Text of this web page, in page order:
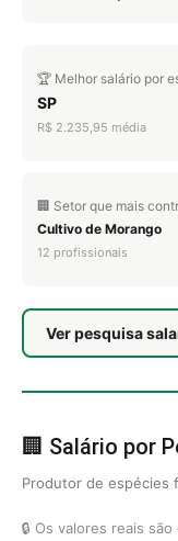
🏆 Melhor salário por
SP
R$ 2.235,95 média
🏢 Setor que mais
Cultivo de Morango
12 profissionais
Ver pesquisa
🏢 Salário por
Produtor de espécies
🔒 Os valores reais